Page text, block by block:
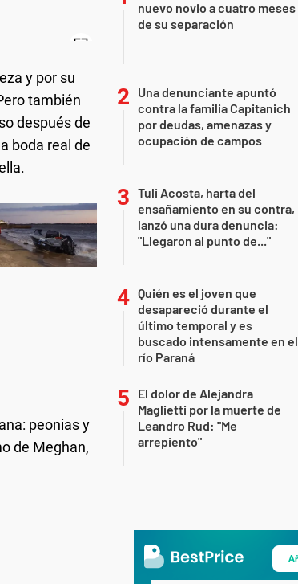
y por su
también
después de
boda real de
peonias y
de Meghan,
nuevo novio a cuatro meses
de su separación
Una denunciante apuntó
contra la familia Capitanich
por deudas, amenazas y
ocupación de campos
Tuli Acosta, harta del
ensañamiento en su contra,
lanzó una dura denuncia:
"Llegaron al punto de..."
Quién es el joven que
desapareció durante el
último temporal y es
buscado intensamente en el
río Paraná
El dolor de Alejandra
Maglietti por la muerte de
Leandro Rud: "Me
arrepiento"